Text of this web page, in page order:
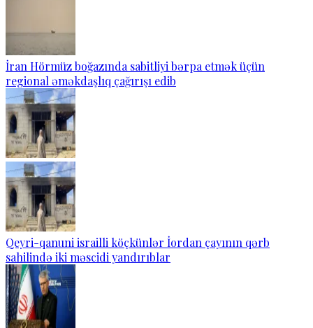
İran Hörmüz boğazında sabitliyi bərpa etmək üçün
regional əməkdaşlıq çağırışı edib
Qeyri-qanuni israilli köçkünlər İordan çayının qərb
sahilində iki məscidi yandırıblar